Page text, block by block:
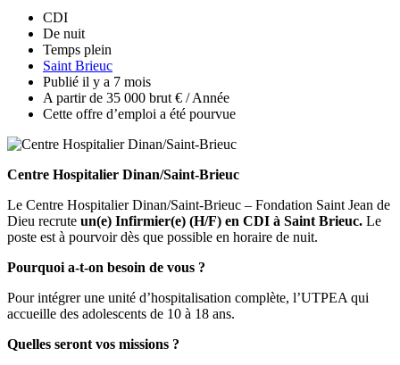
CDI
De nuit
Temps plein
Saint Brieuc
Publié il y a 7 mois
A partir de 35 000 brut € / Année
Cette offre d’emploi a été pourvue
Centre Hospitalier Dinan/Saint-Brieuc
Le Centre Hospitalier Dinan/Saint-Brieuc – Fondation Saint Jean de
Dieu recrute un(e) Infirmier(e) (H/F) en CDI à Saint Brieuc. Le
poste est à pourvoir dès que possible en horaire de nuit.
Pourquoi a-t-on besoin de vous ?
Pour intégrer une unité d’hospitalisation complète, l’UTPEA qui
accueille des adolescents de 10 à 18 ans.
Quelles seront vos missions ?